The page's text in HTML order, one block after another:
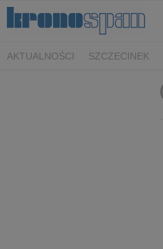
AKTUALNOŚCI SZCZECINEK